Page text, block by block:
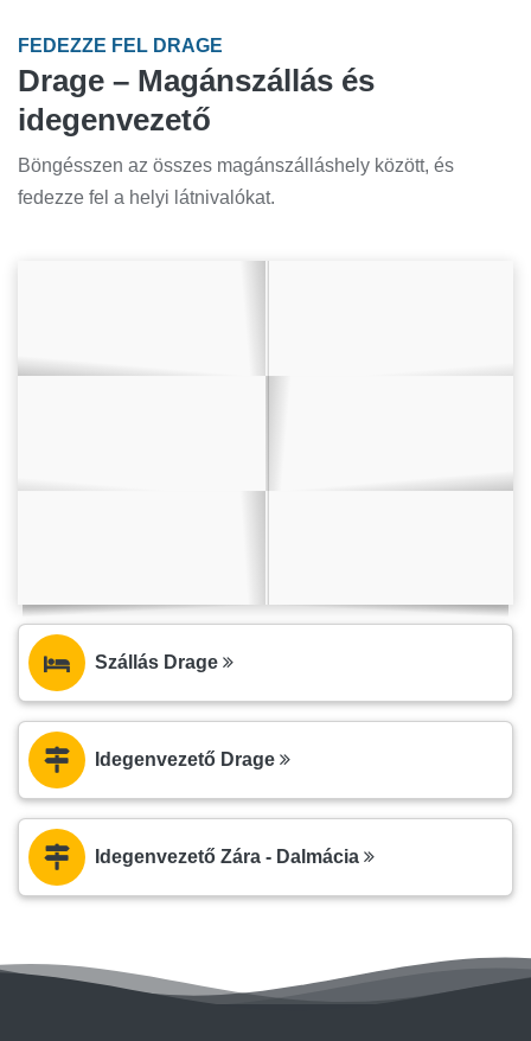
FEDEZZE FEL DRAGE
Drage – Magánszállás és
idegenvezető
Böngésszen az összes magánszálláshely között, és
fedezze fel a helyi látnivalókat.
Szállás Drage
Idegenvezető Drage
Idegenvezető Zára - Dalmácia